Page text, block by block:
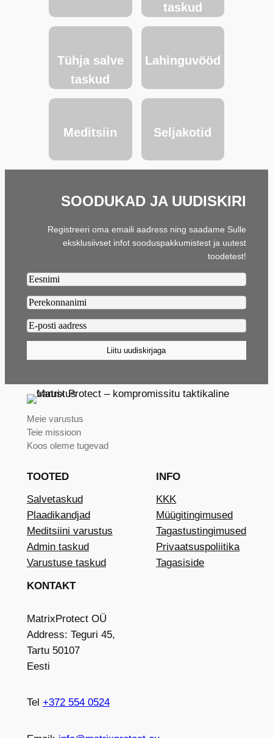
taskud
Tühja salve
taskud
Lahinguvööd
Meditsiin Seljakotid
SOODUKAD JA UUDISKIRI
Registreeri oma emaili aadress ning saadame Sulle
eksklusiivset infot sooduspakkumistest ja uutest
toodetest!
Firstname2
Lastname2
Email2 (Required)
Liitu uudiskirjaga
Meie varustus
Teie missioon
Koos oleme tugevad
TOOTED
Salvetaskud
Plaadikandjad
Meditsiini varustus
Admin taskud
Varustuse taskud
INFO
KKK
Müügitingimused
Tagastustingimused
Privaatsuspoliitika
Tagasiside
KONTAKT
MatrixProtect OÜ
Address: Teguri 45,
Tartu 50107
Eesti
Tel +372 554 0524